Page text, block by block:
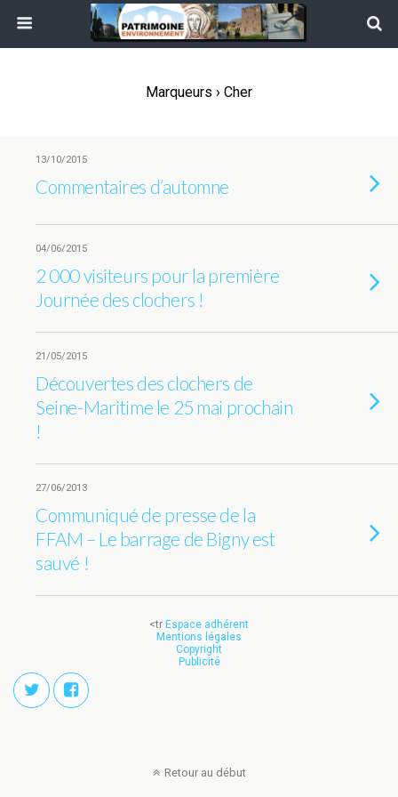
Marqueurs › Cher
13/10/2015
Commentaires d’automne
04/06/2015
2 000 visiteurs pour la première
Journée des clochers !
21/05/2015
Découvertes des clochers de
Seine-Maritime le 25 mai prochain
!
27/06/2013
Communiqué de presse de la
FFAM – Le barrage de Bigny est
sauvé !
<tr Espace adhérent
Mentions légales
Copyright
Publicité
Retour au début